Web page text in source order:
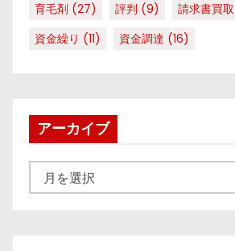
育毛剤 (27) 評判 (9) 請求書買取
資金繰り (11) 資金調達 (16)
アーカイブ
ー